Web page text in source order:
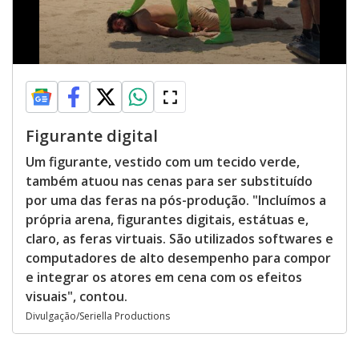
Figurante digital
Um figurante, vestido com um tecido verde,
também atuou nas cenas para ser substituído
por uma das feras na pós-produção. "Incluímos a
própria arena, figurantes digitais, estátuas e,
claro, as feras virtuais. São utilizados softwares e
computadores de alto desempenho para compor
e integrar os atores em cena com os efeitos
visuais", contou.
Divulgação/Seriella Productions